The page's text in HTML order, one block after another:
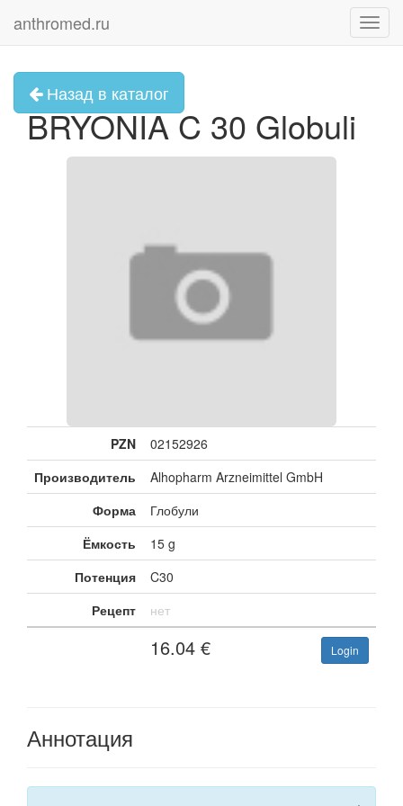
anthromed.ru
Назад в каталог
BRYONIA C 30 Globuli
PZN
02152926
Производитель
Alhopharm Arzneimittel GmbH
Форма
Глобули
Ёмкость
15 g
Потенция
C30
Рецепт
нет
16.04 € Login
Аннотация